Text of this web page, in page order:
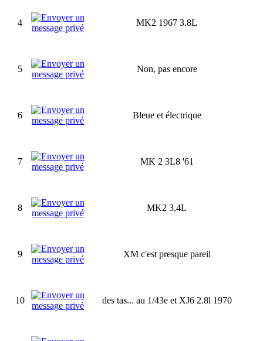
4 MK2 1967 3.8L
5 Non, pas encore
6 Bleue et électrique
7 MK 2 3L8 '61
8 MK2 3,4L
9 XM c'est presque pareil
10 des tas... au 1/43e et XJ6 2.8l 1970